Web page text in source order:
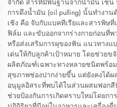
จำกัด สารที่มีพื้นฐานจากน้ำมัน เช่
การดึงน้ำมัน (oil pulling) นั้นทำงา
เชิง คือ จับกับแบคทีเรียและสารพิษ
ฟิล์ม และขับออกจากร่างกายก่อนที่
หรือส่งเสริมการผุของฟัน แนวทาง
เด่นให้กับลูกค้าเป้าหมาย โดยช่วยข
ผลิตภัณฑ์เฉพาะทางหลายชนิดพร้อ
สุขภาพช่องปากง่ายขึ้น แต่ยังคงได้
อนุมูลอิสระที่พบได้ในส่วนผสมฟอก
ช่วยป้องกันการเกิดคราบใหม่โดยก